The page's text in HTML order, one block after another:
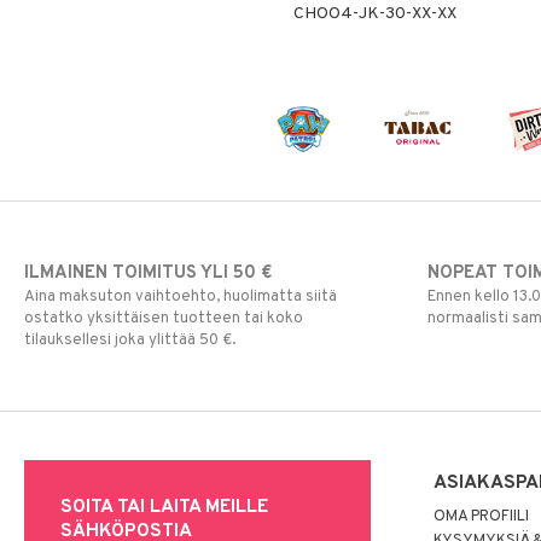
CHOO4-JK-30-XX-XX
ILMAINEN TOIMITUS YLI 50 €
Aina maksuton vaihtoehto, huolimatta siitä
ostatko yksittäisen tuotteen tai koko
tilauksellesi joka ylittää 50 €.
NOPEAT
Ennen kello
normaalisti
SOITA TAI LAITA MEILLE
SÄHKÖPOSTIA
OMA PROFIILI